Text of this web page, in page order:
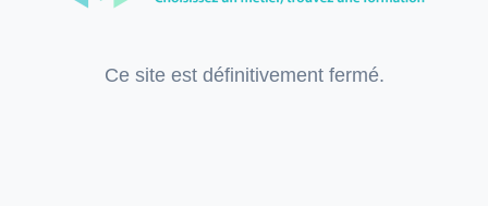
Ce site est définitivement fermé.